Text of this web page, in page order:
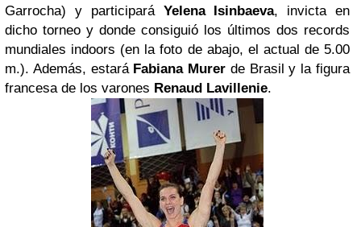
Garrocha) y participará Yelena Isinbaeva, invicta en
dicho torneo y donde consiguió los últimos dos records
mundiales indoors (en la foto de abajo, el actual de 5.00
m.). Además, estará Fabiana Murer de Brasil y la figura
francesa de los varones Renaud Lavillenie.